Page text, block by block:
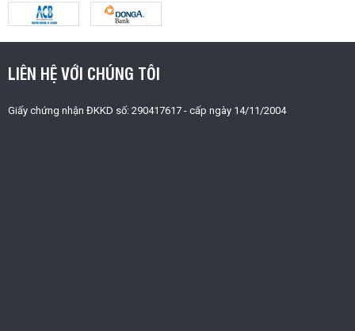
LIÊN HỆ VỚI CHÚNG TÔI
Giấy chứng nhận ĐKKD số: 290417617 - cấp ngày 14/11/2004